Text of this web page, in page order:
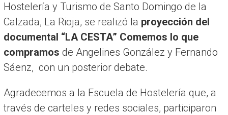
Hostelería y Turismo de Santo Domingo de la
Calzada, La Rioja, se realizó la proyección del
documental “LA CESTA” Comemos lo que
compramos de Angelines González y Fernando
Sáenz, con un posterior debate.
Agradecemos a la Escuela de Hostelería que, a
través de carteles y redes sociales, participaron